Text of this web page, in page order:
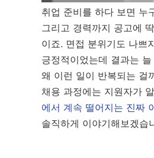
취업 준비를 하다 보면 누
그리고 경력까지 공고에
이죠. 면접 분위기도 나쁘
긍정적이었는데 결과는 늘
왜 이런 일이 반복되는 걸
채용 과정에는 지원자가
에서 계속 떨어지는 진짜
솔직하게 이야기해보겠습